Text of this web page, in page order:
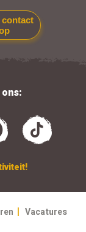
contact
| Vacatures